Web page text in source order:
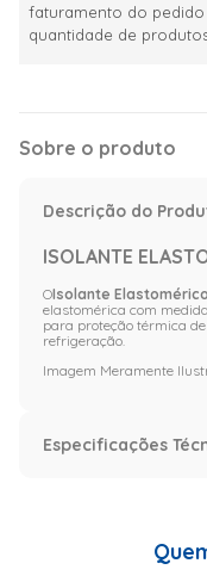
faturamento do
quantidade de
Sobre o produto
Descrição do
ISOLANTE
OIsolante Elastomérico
elastomérica com
para proteção térmica
refrigeração.
Imagem Meramente
Especificações